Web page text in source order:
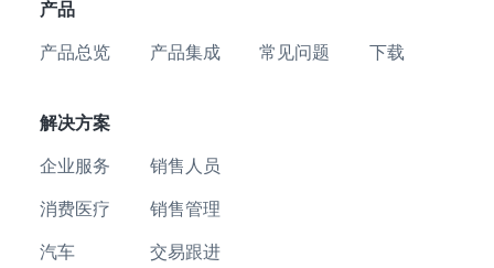
产品
产品总览 产品集成 常见问题 下载
解决方案
企业服务
消费医疗
汽车
销售人员
销售管理
交易跟进